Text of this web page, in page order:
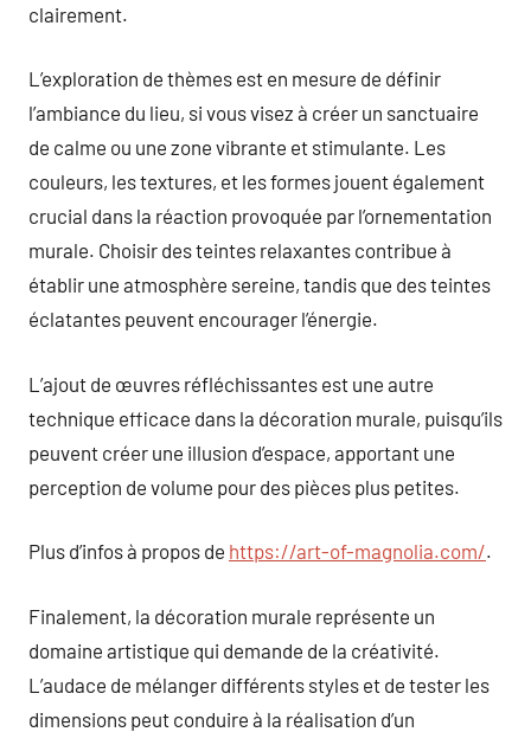
clairement.
L’exploration de thèmes est en mesure de définir
l’ambiance du lieu, si vous visez à créer un sanctuaire
de calme ou une zone vibrante et stimulante. Les
couleurs, les textures, et les formes jouent également
crucial dans la réaction provoquée par l’ornementation
murale. Choisir des teintes relaxantes contribue à
établir une atmosphère sereine, tandis que des teintes
éclatantes peuvent encourager l’énergie.
L’ajout de œuvres réfléchissantes est une autre
technique efficace dans la décoration murale, puisqu’ils
peuvent créer une illusion d’espace, apportant une
perception de volume pour des pièces plus petites.
Plus d’infos à propos de https://art-of-magnolia.com/.
Finalement, la décoration murale représente un
domaine artistique qui demande de la créativité.
L’audace de mélanger différents styles et de tester les
dimensions peut conduire à la réalisation d’un